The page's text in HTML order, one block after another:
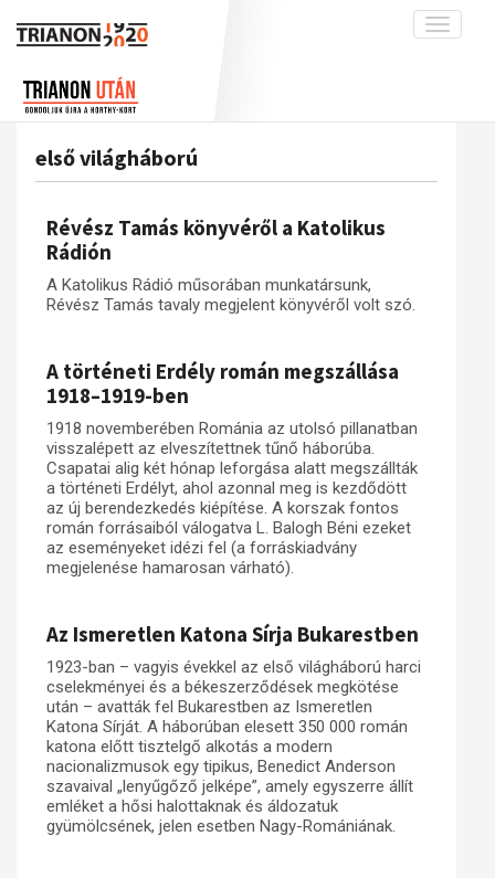
Toggle
interpretációk
A békerendszer megszilárdulása
Utókor és emlékezet
Galéria
Adatbázis
Emlékművek (feltöltés alatt)
Visszhang
Kapcsolat
Trianon-kommentár
Dokumentumok
A trianoni szerződés
Műhelymunkák
első világháború
Révész Tamás könyvéről a Katolikus
Rádión
A Katolikus Rádió műsorában munkatársunk,
Révész Tamás tavaly megjelent könyvéről volt szó.
A történeti Erdély román megszállása
1918–1919-ben
1918 novemberében Románia az utolsó pillanatban
visszalépett az elveszítettnek tűnő háborúba.
Csapatai alig két hónap leforgása alatt megszállták
a történeti Erdélyt, ahol azonnal meg is kezdődött
az új berendezkedés kiépítése. A korszak fontos
román forrásaiból válogatva L. Balogh Béni ezeket
az eseményeket idézi fel (a forráskiadvány
megjelenése hamarosan várható).
Az Ismeretlen Katona Sírja Bukarestben
1923-ban – vagyis évekkel az első világháború harci
cselekményei és a békeszerződések megkötése
után – avatták fel Bukarestben az Ismeretlen
Katona Sírját. A háborúban elesett 350 000 román
katona előtt tisztelgő alkotás a modern
nacionalizmusok egy tipikus, Benedict Anderson
szavaival „lenyűgőző jelképe”, amely egyszerre állít
emléket a hősi halottaknak és áldozatuk
gyümölcsének, jelen esetben Nagy-Romániának.